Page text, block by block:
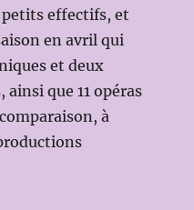
petits effectifs, et
en avril qui
et deux
que 11 opéras
à